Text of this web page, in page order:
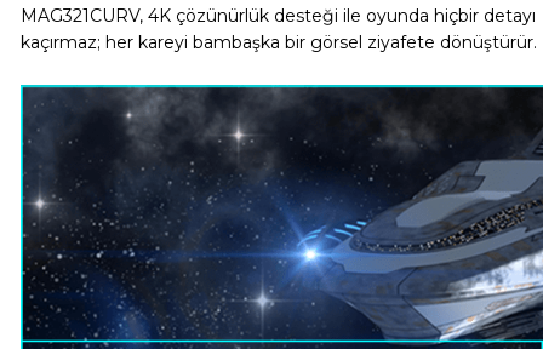
MAG321CURV, 4K çözünürlük desteği ile oyunda hiçbir detayı
kaçırmaz; her kareyi bambaşka bir görsel ziyafete dönüştürür.